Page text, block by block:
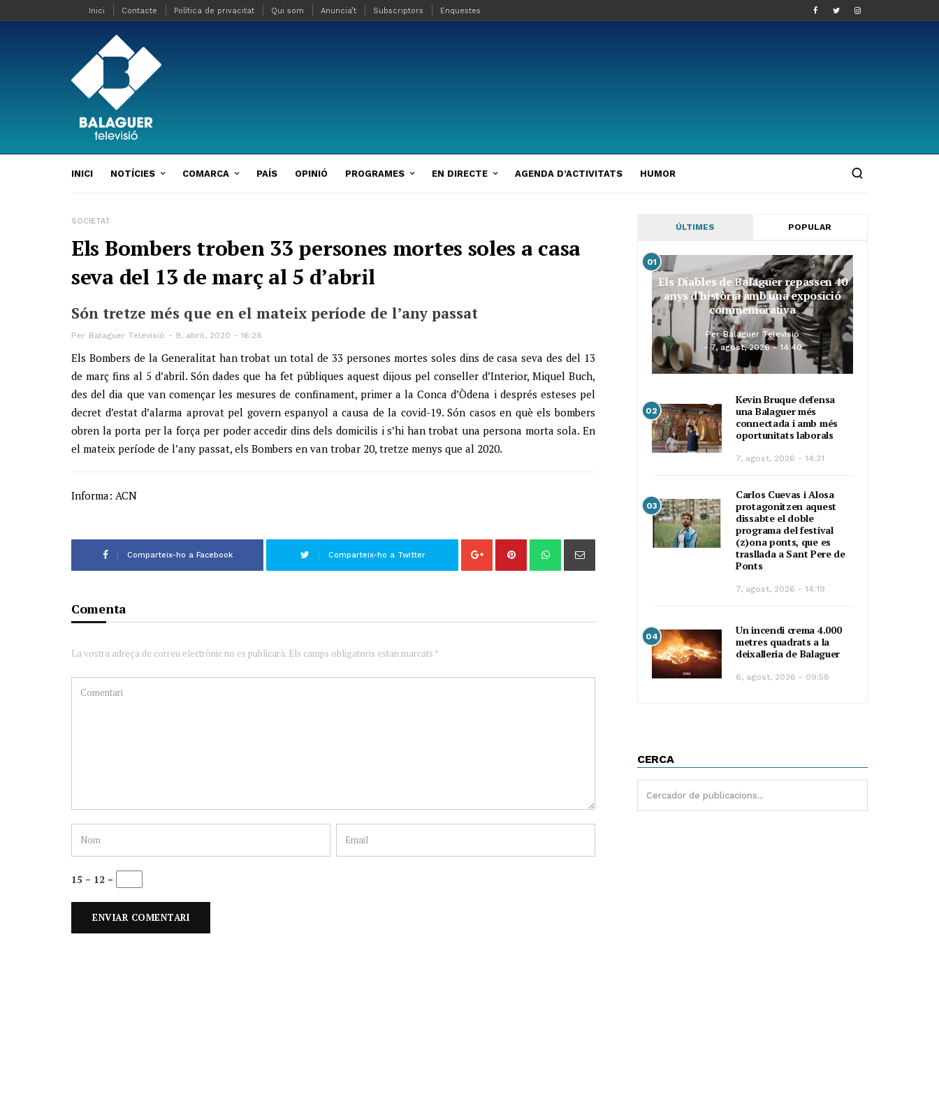
Inici Contacte Política de privacitat Qui som Anuncia’t Subscriptors Enquestes
INICI NOTÍCIES COMARCA PAÍS OPINIÓ PROGRAMES EN DIRECTE AGENDA D’ACTIVITATS HUMOR
SOCIETAT
Els Bombers troben 33 persones mortes soles a casa
seva del 13 de març al 5 d’abril
Són tretze més que en el mateix període de l’any passat
Per Balaguer Televisió 9, abril, 2020 - 16:28
Els Bombers de la Generalitat han trobat un total de 33 persones mortes soles dins de casa seva des del 13
de març fins al 5 d’abril. Són dades que ha fet públiques aquest dijous pel conseller d’Interior, Miquel Buch,
des del dia que van començar les mesures de confinament, primer a la Conca d’Òdena i després esteses pel
decret d’estat d’alarma aprovat pel govern espanyol a causa de la covid-19. Són casos en què els bombers
obren la porta per la força per poder accedir dins dels domicilis i s’hi han trobat una persona morta sola. En
el mateix període de l’any passat, els Bombers en van trobar 20, tretze menys que al 2020.
Informa: ACN
Comparteix-ho a Facebook Comparteix-ho a Twitter
Comenta
La vostra adreça de correu electrònic no es publicarà. Els camps obligatoris estan marcats *
15 − 12 =
ÚLTIMES POPULAR
01
Els Diables de Balaguer repassen 40
anys d’història amb una exposició
commemorativa
Per Balaguer Televisió
7, agost, 2026 - 14:40
02
Kevin Bruque defensa
una Balaguer més
connectada i amb més
oportunitats laborals
7, agost, 2026 - 14:31
03
Carlos Cuevas i Alosa
protagonitzen aquest
dissabte el doble
programa del festival
(z)ona ponts, que es
trasllada a Sant Pere de
Ponts
7, agost, 2026 - 14:19
04
Un incendi crema 4.000
metres quadrats a la
deixalleria de Balaguer
6, agost, 2026 - 09:58
CERCA